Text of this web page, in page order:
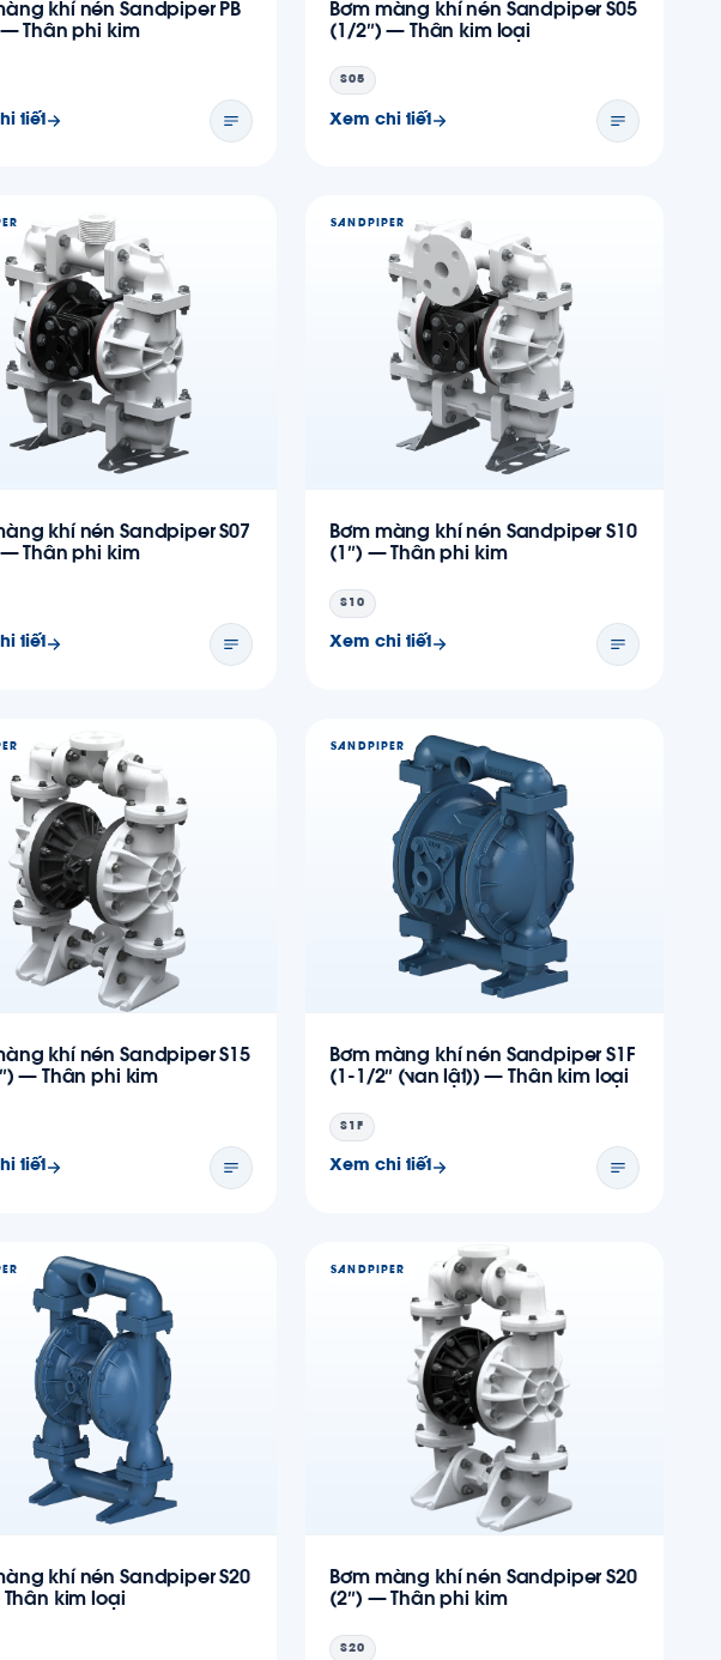
khí nén Sandpiper PB
— Thân phi kim
tiết
Bơm màng khí nén Sandpiper S05
(1/2″) — Thân kim loại
S05
Xem chi tiết
khí nén Sandpiper S07
— Thân phi kim
tiết
SANDPIPER
Bơm màng khí nén Sandpiper S10
(1″) — Thân phi kim
S10
Xem chi tiết
khí nén Sandpiper S15
— Thân phi kim
tiết
SANDPIPER
Bơm màng khí nén Sandpiper S1F
(1-1/2″ (van lật)) — Thân kim loại
S1F
Xem chi tiết
khí nén Sandpiper S20
kim loại
SANDPIPER
Bơm màng khí nén Sandpiper S20
(2″) — Thân phi kim
S20